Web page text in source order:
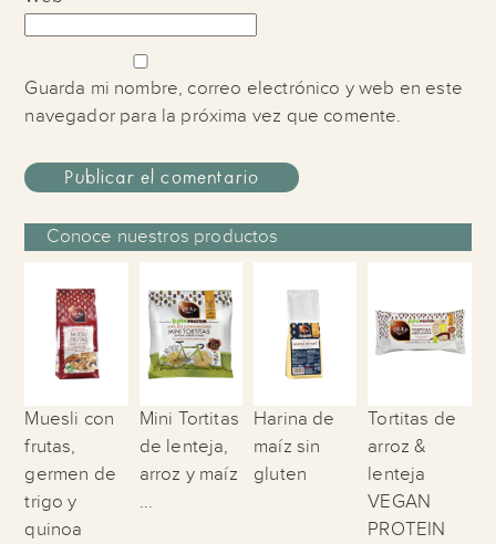
Guarda mi nombre, correo electrónico y web en este
navegador para la próxima vez que comente.
Conoce nuestros productos
Muesli con
frutas,
germen de
trigo y
quinoa
Mini Tortitas
de lenteja,
arroz y maíz
...
Harina de
maíz sin
gluten
Tortitas de
arroz &
lenteja
VEGAN
PROTEIN